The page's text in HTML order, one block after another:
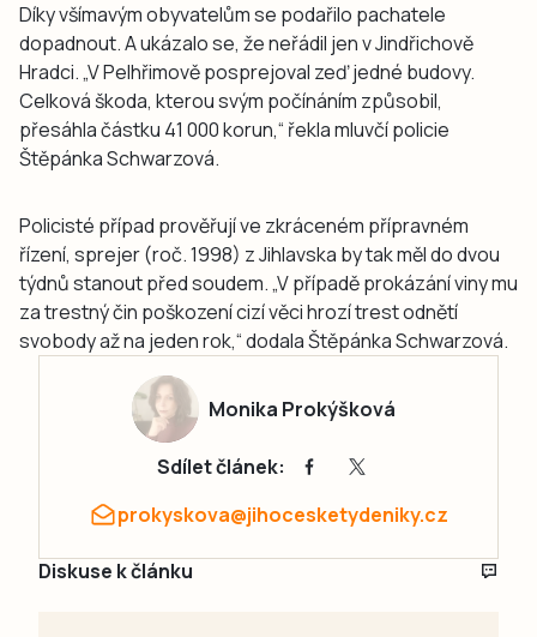
Díky všímavým obyvatelům se podařilo pachatele
dopadnout. A ukázalo se, že neřádil jen v Jindřichově
Hradci. „V Pelhřimově posprejoval zeď jedné budovy.
Celková škoda, kterou svým počínáním způsobil,
přesáhla částku 41 000 korun,“ řekla mluvčí policie
Štěpánka Schwarzová.
Policisté případ prověřují ve zkráceném přípravném
řízení, sprejer (roč. 1998) z Jihlavska by tak měl do dvou
týdnů stanout před soudem. „V případě prokázání viny mu
za trestný čin poškození cizí věci hrozí trest odnětí
svobody až na jeden rok,“ dodala Štěpánka Schwarzová.
Monika Prokýšková
Sdílet článek:
prokyskova@jihocesketydeniky.cz
Diskuse k článku